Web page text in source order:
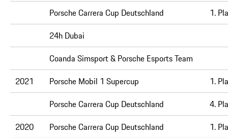
Porsche Carrera Cup Deutschland
1.
24h Dubai
Coanda Simsport & Porsche Esports Team
2021
Porsche Mobil 1 Supercup
1.
Porsche Carrera Cup Deutschland
4.
2020
Porsche Carrera Cup Deutschland
1.